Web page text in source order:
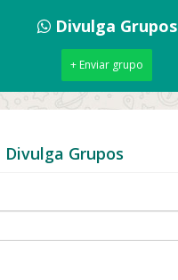
Divulga Grupos
+ Enviar grupo
Grupos